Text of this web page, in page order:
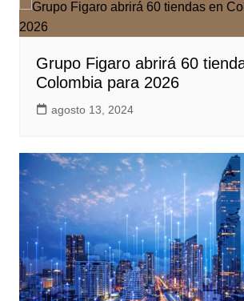
Grupo Figaro abrirá 60
Colombia para 2026
agosto 13, 2024